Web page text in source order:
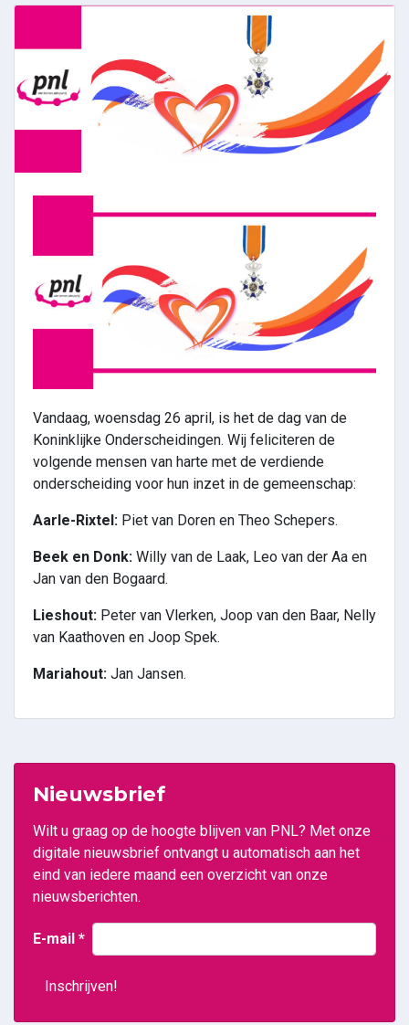
Vandaag, woensdag 26 april, is het de dag van de
Koninklijke Onderscheidingen. Wij feliciteren de
volgende mensen van harte met de verdiende
onderscheiding voor hun inzet in de gemeenschap:
Aarle-Rixtel: Piet van Doren en Theo Schepers.
Beek en Donk: Willy van de Laak, Leo van der Aa en
Jan van den Bogaard.
Lieshout: Peter van Vlerken, Joop van den Baar, Nelly
van Kaathoven en Joop Spek.
Mariahout: Jan Jansen.
Nieuwsbrief
Wilt u graag op de hoogte blijven van PNL? Met onze
digitale nieuwsbrief ontvangt u automatisch aan het
eind van iedere maand een overzicht van onze
nieuwsberichten.
E-mail *